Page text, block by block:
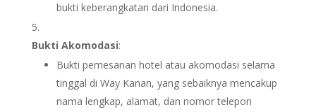
bukti keberangkatan dari Indonesia.
Bukti Akomodasi:
Bukti pemesanan hotel atau akomodasi selama
tinggal di Way Kanan, yang sebaiknya mencakup
nama lengkap, alamat, dan nomor telepon